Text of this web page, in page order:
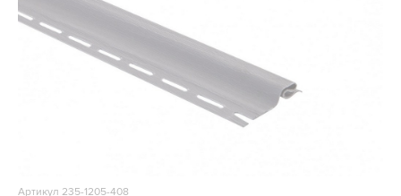
Артикул 235-1205-408